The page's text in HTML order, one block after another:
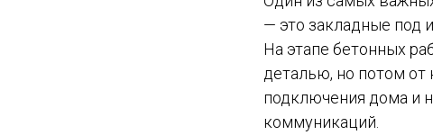
— это закладные под
На этапе бетонных
деталью, но потом от
подключения дома и
коммуникаций.